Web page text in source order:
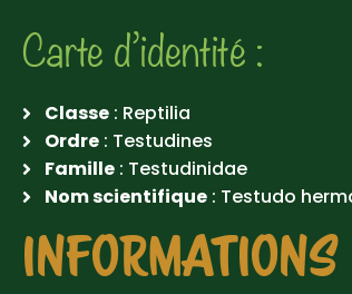
Carte d’identité :
Classe : Reptilia
Ordre : Testudines
Famille : Testudinidae
Nom scientifique : Testudo